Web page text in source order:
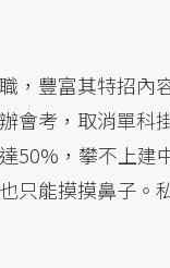
，豐富其特招內
會考，取消單科
50%，攀不上
只能摸摸鼻子